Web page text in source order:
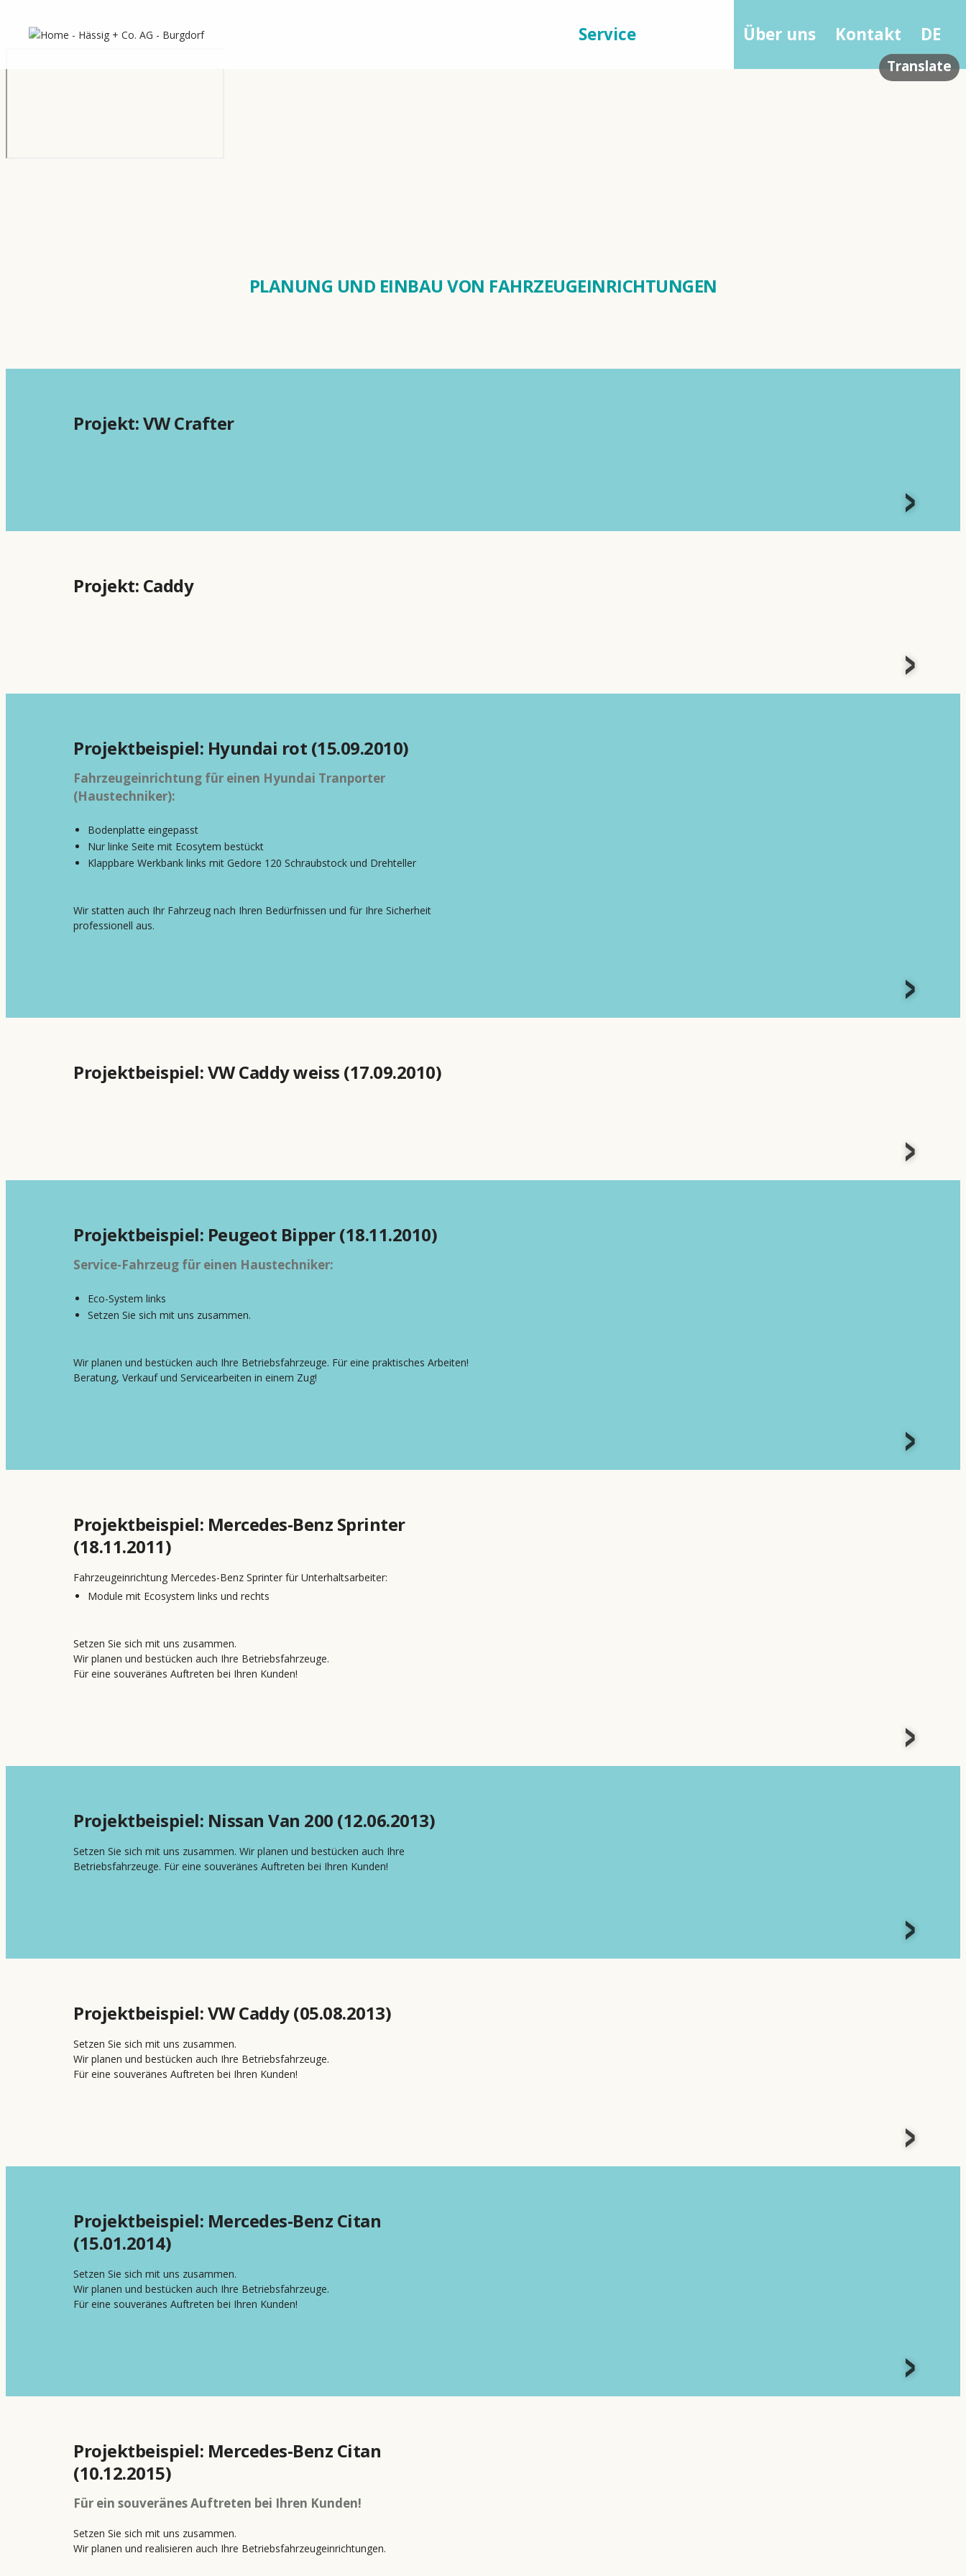
Service Über uns Kontakt DE
Translate
PLANUNG UND EINBAU VON FAHRZEUGEINRICHTUNGEN
Projekt: VW Crafter
Projekt: Caddy
Projektbeispiel: Hyundai rot (15.09.2010)
Fahrzeugeinrichtung für einen Hyundai Tranporter
(Haustechniker):
Bodenplatte eingepasst
Nur linke Seite mit Ecosytem bestückt
Klappbare Werkbank links mit Gedore 120 Schraubstock und Drehteller
Wir statten auch Ihr Fahrzeug nach Ihren Bedürfnissen und für Ihre Sicherheit
professionell aus.
Projektbeispiel: VW Caddy weiss (17.09.2010)
Projektbeispiel: Peugeot Bipper (18.11.2010)
Service-Fahrzeug für einen Haustechniker:
Eco-System links
Setzen Sie sich mit uns zusammen.
Wir planen und bestücken auch Ihre Betriebsfahrzeuge. Für eine praktisches Arbeiten!
Beratung, Verkauf und Servicearbeiten in einem Zug!
Projektbeispiel: Mercedes-Benz Sprinter
(18.11.2011)
Fahrzeugeinrichtung Mercedes-Benz Sprinter für Unterhaltsarbeiter:
Module mit Ecosystem links und rechts
Setzen Sie sich mit uns zusammen.
Wir planen und bestücken auch Ihre Betriebsfahrzeuge.
Für eine souveränes Auftreten bei Ihren Kunden!
Projektbeispiel: Nissan Van 200 (12.06.2013)
Setzen Sie sich mit uns zusammen. Wir planen und bestücken auch Ihre
Betriebsfahrzeuge. Für eine souveränes Auftreten bei Ihren Kunden!
Projektbeispiel: VW Caddy (05.08.2013)
Setzen Sie sich mit uns zusammen.
Wir planen und bestücken auch Ihre Betriebsfahrzeuge.
Für eine souveränes Auftreten bei Ihren Kunden!
Projektbeispiel: Mercedes-Benz Citan
(15.01.2014)
Setzen Sie sich mit uns zusammen.
Wir planen und bestücken auch Ihre Betriebsfahrzeuge.
Für eine souveränes Auftreten bei Ihren Kunden!
Projektbeispiel: Mercedes-Benz Citan
(10.12.2015)
Für ein souveränes Auftreten bei Ihren Kunden!
Setzen Sie sich mit uns zusammen.
Wir planen und realisieren auch Ihre Betriebsfahrzeugeinrichtungen.